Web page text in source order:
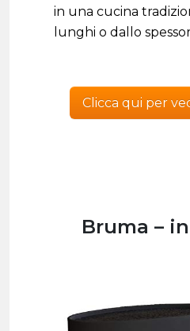
in una cucina
lunghi o dallo
Clicca qui per
Bruma –